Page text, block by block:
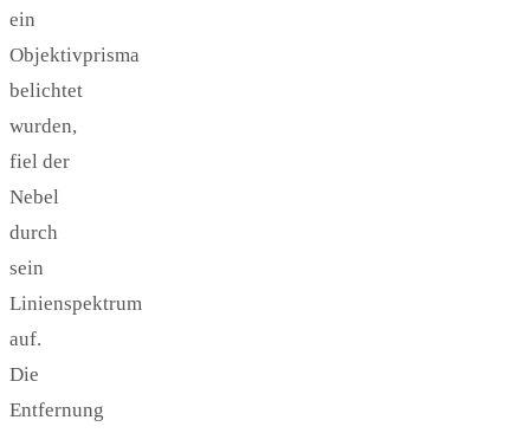
ein
Objektivprisma
belichtet
wurden,
fiel der
Nebel
durch
sein
Linienspektrum
auf.
Die
Entfernung